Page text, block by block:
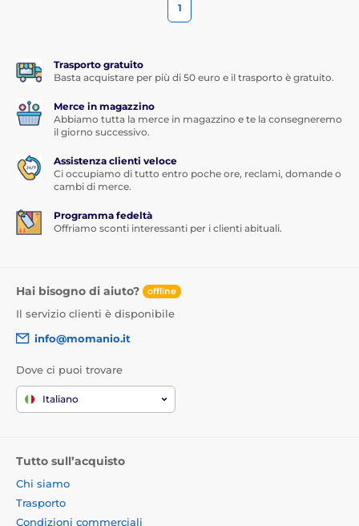
1
Trasporto gratuito
Basta acquistare per più di 50 euro e il trasporto è gratuito.
Merce in magazzino
Abbiamo tutta la merce in magazzino e te la consegneremo
il giorno successivo.
Assistenza clienti veloce
Ci occupiamo di tutto entro poche ore, reclami, domande o
cambi di merce.
Programma fedeltà
Offriamo sconti interessanti per i clienti abituali.
Hai bisogno di aiuto? offline
Il servizio clienti è disponibile
info@momanio.it
Dove ci puoi trovare
Italiano
Tutto sull’acquisto
Chi siamo
Trasporto
Condizioni commerciali